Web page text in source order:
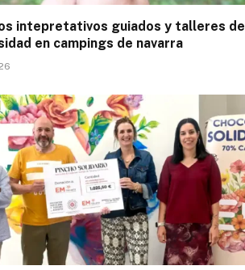
intepretativos guiados y talleres de
en campings de navarra